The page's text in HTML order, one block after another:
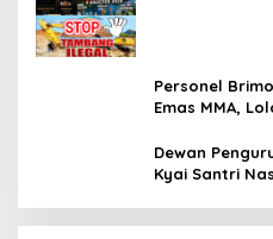
Personel
Emas MMA,
Dewan
Kyai Santri